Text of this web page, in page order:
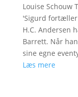
Louise Schouw
'Sigurd fortæller
H.C. Andersen
Barrett. Når
sine egne
Læs mere